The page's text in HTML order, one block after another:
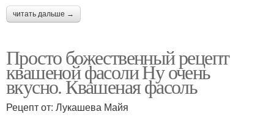
читать дальше →
Просто божественный рецепт
квашеной фасоли Ну очень
вкусно. Квашеная фасоль
Рецепт от: Лукашева Майя